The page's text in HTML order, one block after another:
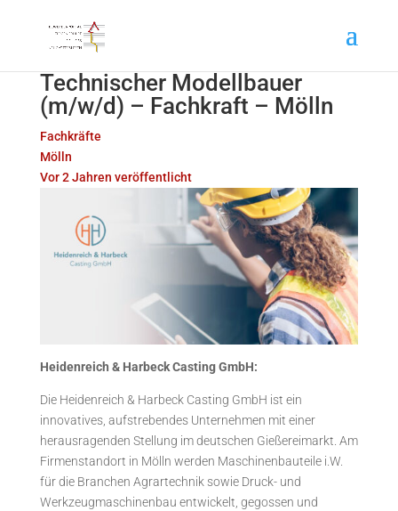
Technischer Modellbauer
(m/w/d) – Fachkraft – Mölln
Fachkräfte
Mölln
Vor 2 Jahren veröffentlicht
Heidenreich & Harbeck Casting GmbH:
Die Heidenreich & Harbeck Casting GmbH ist ein
innovatives, aufstrebendes Unternehmen mit einer
herausragenden Stellung im deutschen Gießereimarkt. Am
Firmenstandort in Mölln werden Maschinenbauteile i.W.
für die Branchen Agrartechnik sowie Druck- und
Werkzeugmaschinenbau entwickelt, gegossen und